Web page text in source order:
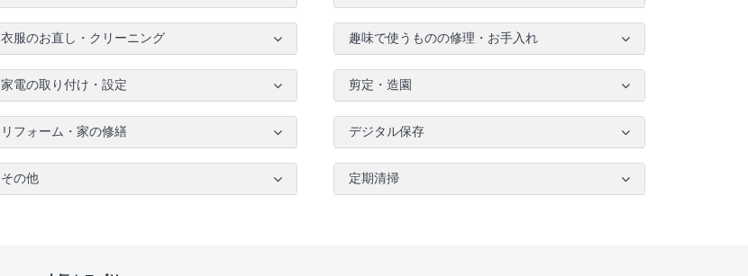
衣服のお直し・クリーニング 趣味で使うものの修理・お手入れ
家電の取り付け・設定 剪定・造園
リフォーム・家の修繕 デジタル保存
その他 定期清掃